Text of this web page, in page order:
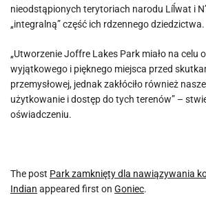
nieodstąpionych terytoriach narodu Líĺwat i
„integralną” część ich rdzennego dziedzictwa.
„Utworzenie Joffre Lakes Park miało na celu
wyjątkowego i pięknego miejsca przed
przemysłowej, jednak zakłóciło również
użytkowanie i dostęp do tych terenów” –
oświadczeniu.
The post Park zamknięty dla nawiązywania
Indian appeared first on Goniec.